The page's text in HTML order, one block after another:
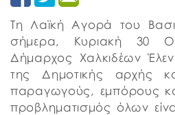
Τη Λαϊκή Αγορά του
σήμερα, Κυριακή 30
Δήμαρχος Χαλκιδέων
της Δημοτικής αρχής
παραγωγούς, εμπόρους
προβληματισμός όλων